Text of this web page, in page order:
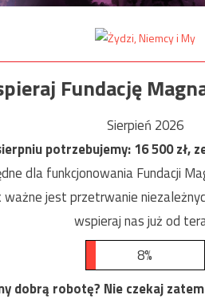
Fundację
Sierpień 2026
potrzebujemy:16 500zł,
dla funkcjonowania Fundacji
jest przetrwanie
wspieraj nas już od
8%
dobrą robotę? Nie czekaj